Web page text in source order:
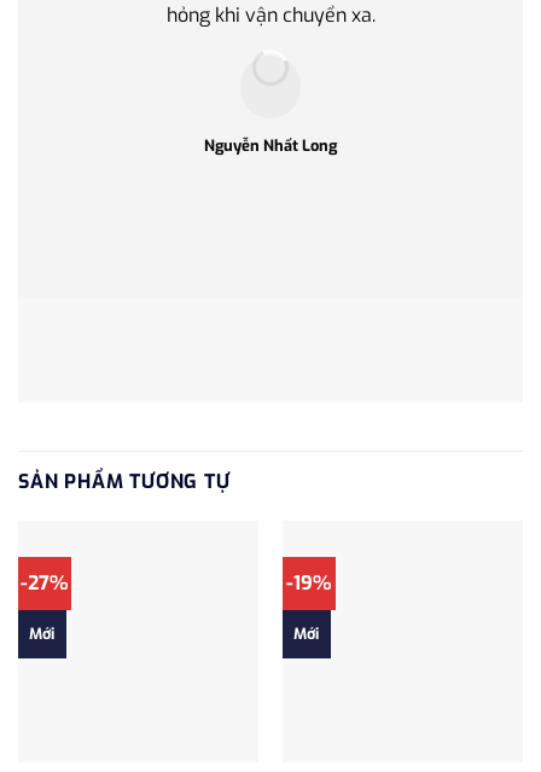
hỏng khi vận chuyển xa.
Nguyễn Nhất Long
SẢN PHẨM TƯƠNG TỰ
-27%
Mới
-19%
Mới